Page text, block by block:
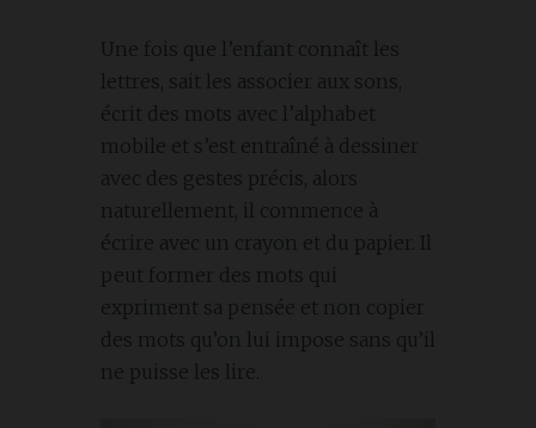
Une fois que l’enfant connaît les
lettres, sait les associer aux sons,
écrit des mots avec l’alphabet
mobile et s’est entraîné à dessiner
avec des gestes précis, alors
naturellement, il commence à
écrire avec un crayon et du papier. Il
peut former des mots qui
expriment sa pensée et non copier
des mots qu’on lui impose sans qu’il
ne puisse les lire.